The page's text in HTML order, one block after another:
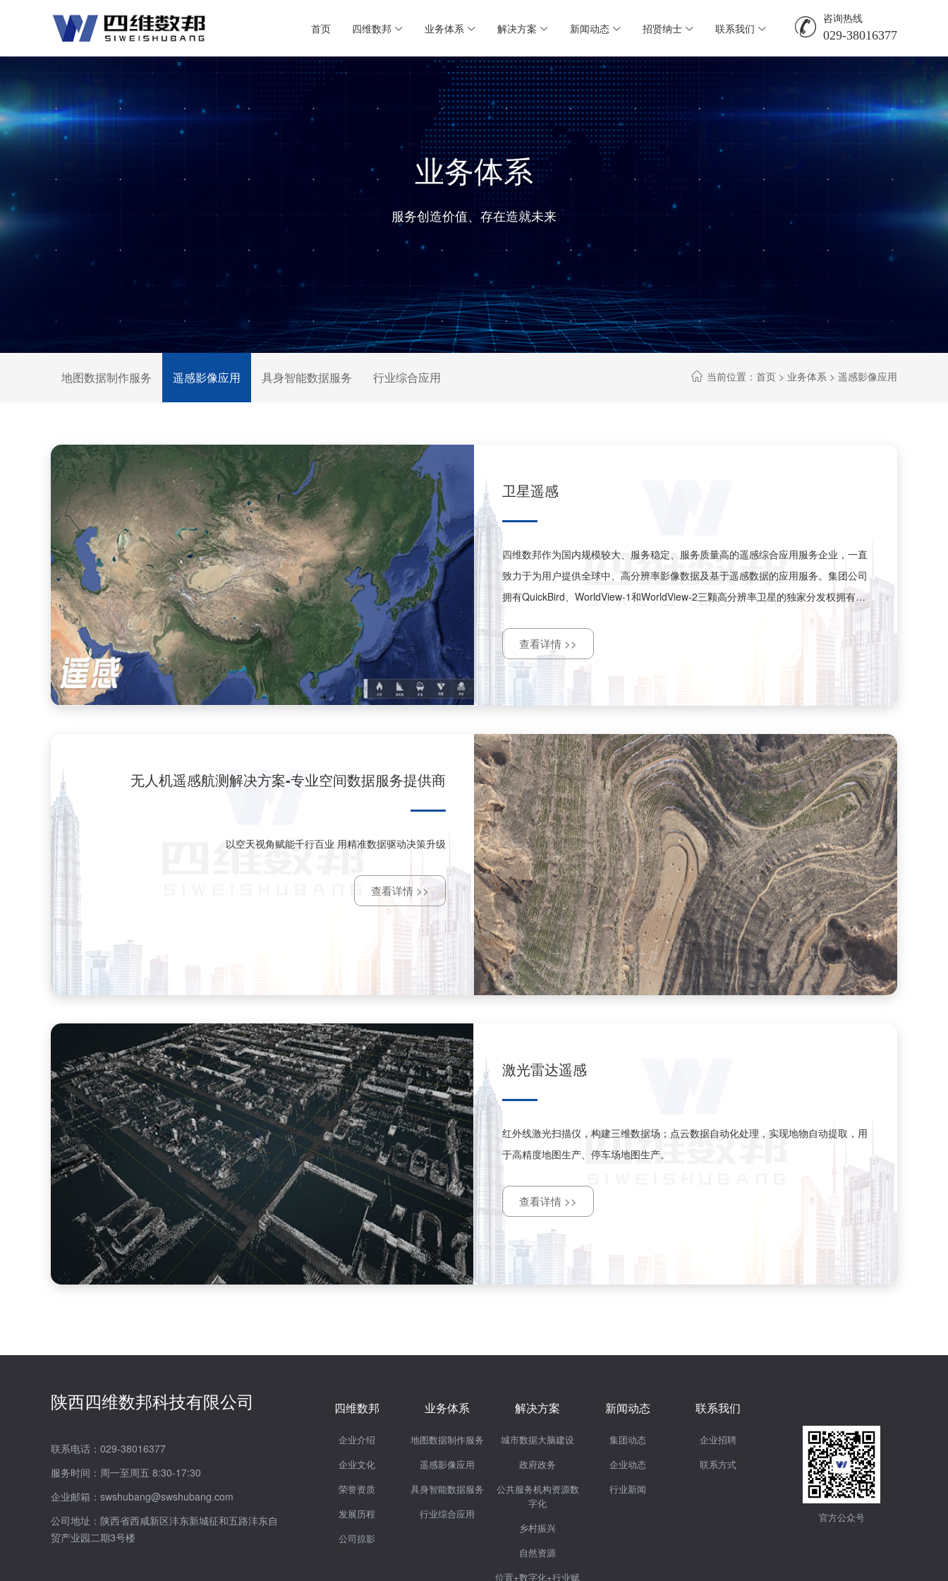
首页 四维数邦  业务体系  解决方案  新闻动态  招贤纳士  联系我们   咨询热线
029-38016377
业务体系
服务创造价值、存在造就未来
地图数据制作服务 遥感影像应用 具身智能数据服务 行业综合应用  当前位置： 首页 > 业务体系 > 遥感影像应用
卫星遥感
四维数邦作为国内规模较大、服务稳定、服务质量高的遥感综合应用服务企业，一直
致力于为用户提供全球中、高分辨率影像数据及基于遥感数据的应用服务。集团公司
拥有QuickBird、WorldView-1和WorldView-2三颗高分辨率卫星的独家分发权拥有多
达八颗国际领先的高分辨率遥感卫星数据资源。集团体系内掌握资源、高分、高景、
环境等系列卫星运营权，因此掌握大量数据及应用分析成果。
查看详情 >>
无人机遥感航测解决方案-专业空间数据服务提供商
以空天视角赋能千行百业 用精准数据驱动决策升级
查看详情 >>
激光雷达遥感
红外线激光扫描仪，构建三维数据场；点云数据自动化处理，实现地物自动提取，用
于高精度地图生产、停车场地图生产。
查看详情 >>
陕西四维数邦科技有限公司
联系电话：029-38016377
服务时间：周一至周五 8:30-17:30
企业邮箱：swshubang@swshubang.com
公司地址：陕西省西咸新区沣东新城征和五路沣东自
贸产业园二期3号楼
四维数邦
企业介绍
企业文化
荣誉资质
发展历程
公司掠影
业务体系
地图数据制作服务
遥感影像应用
具身智能数据服务
行业综合应用
解决方案
城市数据大脑建设
政府政务
公共服务机构资源数
字化
乡村振兴
自然资源
位置+数字化+行业赋
新闻动态
集团动态
企业动态
行业新闻
联系我们
企业招聘
联系方式
官方公众号